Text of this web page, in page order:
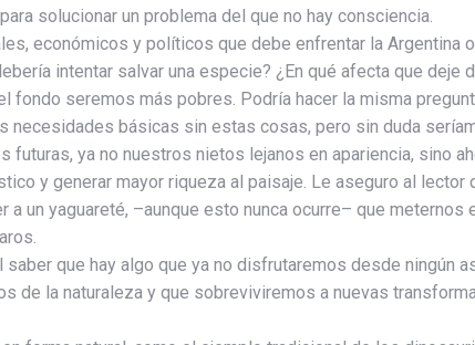
solucionar un problema del que no hay consciencia.
económicos y políticos que debe enfrentar la Argentina
intentar salvar una especie? ¿En qué afecta que
fondo seremos más pobres. Podría hacer la misma
necesidades básicas sin estas cosas, pero sin duda
ya no nuestros nietos lejanos en apariencia, sino
y generar mayor riqueza al paisaje. Le aseguro al
un yaguareté, –aunque esto nunca ocurre– que
que hay algo que ya no disfrutaremos desde ningún
de la naturaleza y que sobreviviremos a nuevas